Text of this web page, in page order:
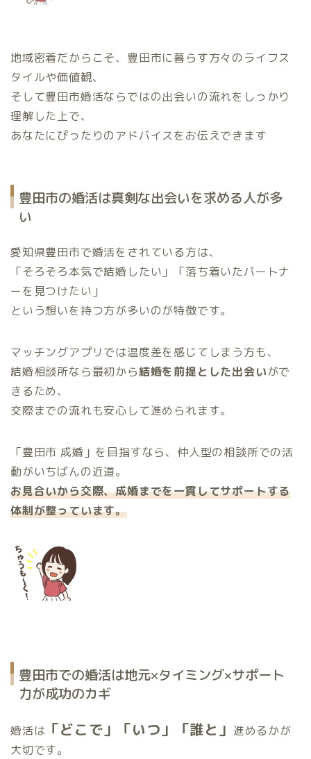
地域密着だからこそ、豊田市に暮らす方々のライフス
タイルや価値観、
そして豊田市婚活ならではの出会いの流れをしっかり
理解した上で、
あなたにぴったりのアドバイスをお伝えできます
豊田市の婚活は真剣な出会いを求める人が多
い
愛知県豊田市で婚活をされている方は、
「そろそろ本気で結婚したい」「落ち着いたパートナ
ーを見つけたい」
という想いを持つ方が多いのが特徴です。
マッチングアプリでは温度差を感じてしまう方も、
結婚相談所なら最初から結婚を前提とした出会いがで
きるため、
交際までの流れも安心して進められます。
「豊田市 成婚」を目指すなら、仲人型の相談所での活
動がいちばんの近道。
お見合いから交際、成婚までを一貫してサポートする
体制が整っています。
豊田市での婚活は地元×タイミング×サポート
力が成功のカギ
婚活は 「どこで」「いつ」「誰と」 進めるかが
大切です。